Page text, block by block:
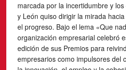
marcada por la incertidumbre y
y León quiso dirigir la mirada
el progreso. Bajo el lema «Que
organización empresarial celebró
edición de sus Premios para
empresarios como impulsores del